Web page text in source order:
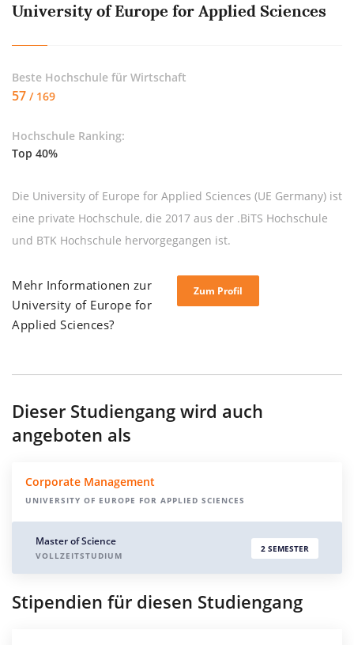
University of Europe for Applied Sciences
Beste Hochschule für Wirtschaft
57 / 169
Hochschule Ranking:
Top 40%
Die University of Europe for Applied Sciences (UE Germany) ist
eine private Hochschule, die 2017 aus der .BiTS Hochschule
und BTK Hochschule hervorgegangen ist.
Mehr Informationen zur
University of Europe for
Applied Sciences?
Zum Profil
Dieser Studiengang wird auch
angeboten als
Corporate Management
UNIVERSITY OF EUROPE FOR APPLIED SCIENCES
Master of Science
VOLLZEITSTUDIUM
2 SEMESTER
Stipendien für diesen Studiengang